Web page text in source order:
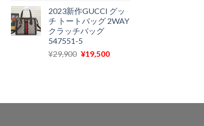
た。
す。
価
格
は
¥51,800
で
の
価
¥25,800
2023新作GUCCI グッ
チ トートバッグ 2WAY
クラッチバッグ
547551-5
¥29,900 元
¥29,900
¥19,500現
は